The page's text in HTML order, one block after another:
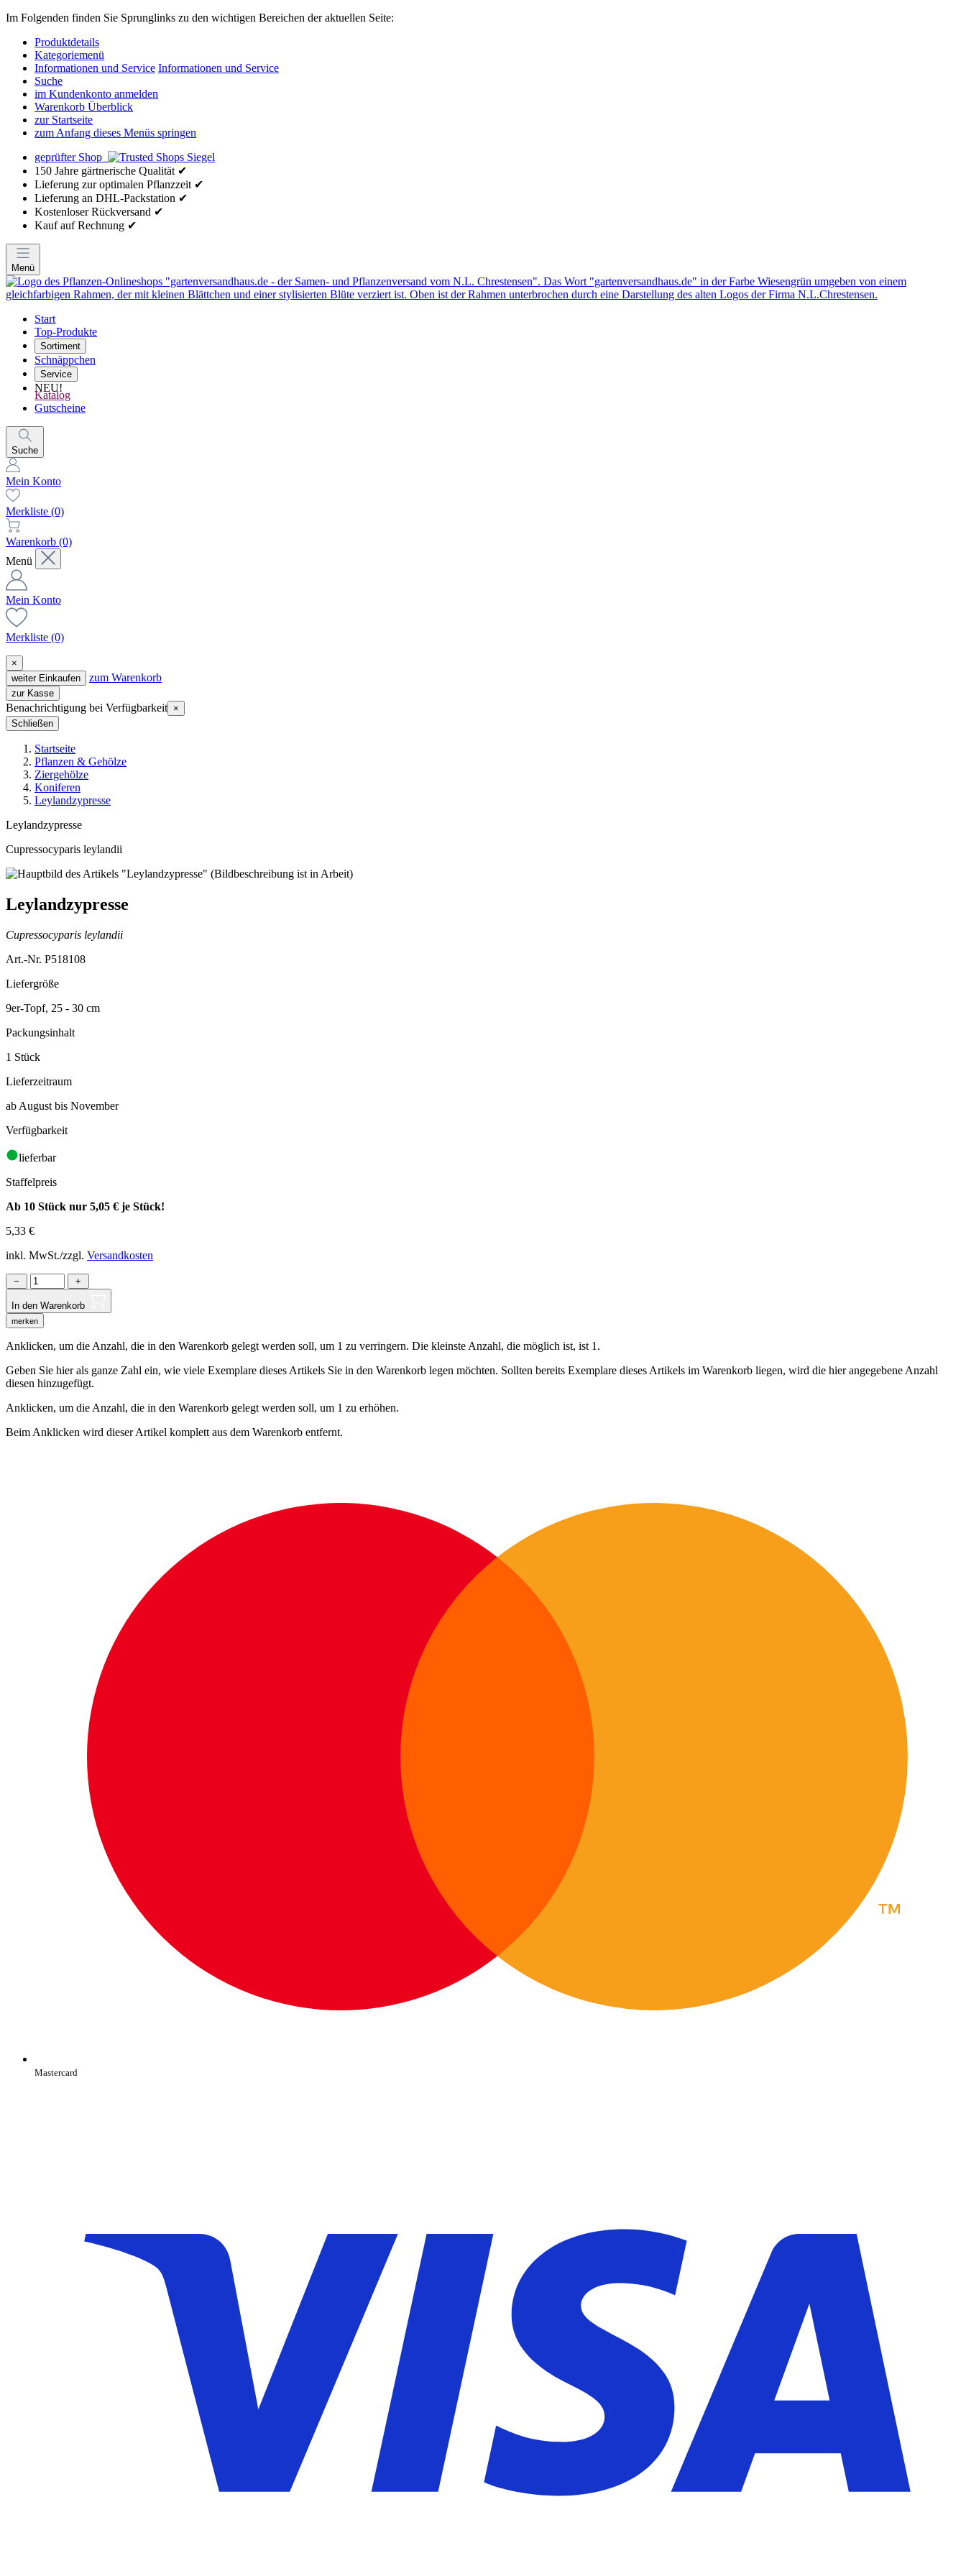
Im Folgenden finden Sie Sprunglinks zu den wichtigen Bereichen der aktuellen Seite:
Produktdetails
Kategoriemenü
Informationen und Service Informationen und Service
Suche
im Kundenkonto anmelden
Warenkorb Überblick
zur Startseite
zum Anfang dieses Menüs springen
geprüfter Shop
150 Jahre gärtnerische Qualität ✔
Lieferung zur optimalen Pflanzzeit ✔
Lieferung an DHL-Packstation ✔
Kostenloser Rückversand ✔
Kauf auf Rechnung ✔
Menü
Start
Top-Produkte
Sortiment
Schnäppchen
Service
NEU!
Katalog
Gutscheine
Suche
Mein Konto
Merkliste (0)
Warenkorb (0)
Menü
Mein Konto
Merkliste (0)
×
weiter Einkaufen
zum Warenkorb
zur Kasse
Benachrichtigung bei Verfügbarkeit ×
Schließen
Startseite
Pflanzen & Gehölze
Ziergehölze
Koniferen
Leylandzypresse
Leylandzypresse
Cupressocyparis leylandii
Leylandzypresse
Cupressocyparis leylandii
Art.-Nr. P518108
Liefergröße
9er-Topf, 25 - 30 cm
Packungsinhalt
1 Stück
Lieferzeitraum
ab August bis November
Verfügbarkeit
lieferbar
Staffelpreis
Ab 10 Stück nur 5,05 € je Stück!
5,33 €
inkl. MwSt./zzgl. Versandkosten
− +
In den Warenkorb
merken
Anklicken, um die Anzahl, die in den Warenkorb gelegt werden soll, um 1 zu verringern. Die kleinste Anzahl, die möglich ist, ist 1.
Geben Sie hier als ganze Zahl ein, wie viele Exemplare dieses Artikels Sie in den Warenkorb legen möchten. Sollten bereits Exemplare dieses Artikels im Warenkorb liegen, wird die hier angegebene Anzahl
diesen hinzugefügt.
Anklicken, um die Anzahl, die in den Warenkorb gelegt werden soll, um 1 zu erhöhen.
Beim Anklicken wird dieser Artikel komplett aus dem Warenkorb entfernt.
Mastercard